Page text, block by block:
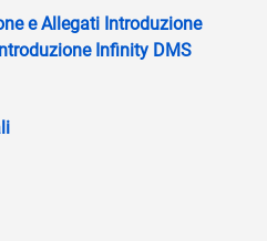
e Allegati Introduzione
Infinity DMS